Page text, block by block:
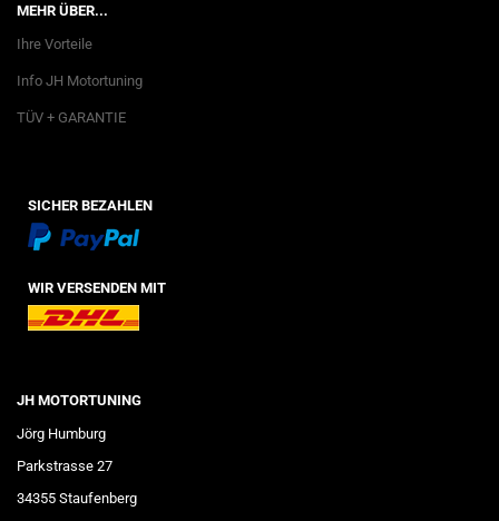
MEHR ÜBER...
Ihre Vorteile
Info JH Motortuning
TÜV + GARANTIE
SICHER BEZAHLEN
WIR VERSENDEN MIT
JH MOTORTUNING
Jörg Humburg
Parkstrasse 27
34355 Staufenberg